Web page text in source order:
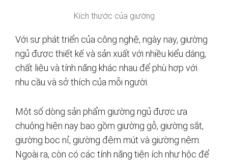
Kích thước của giường
Với sự phát triển của công nghệ, ngày nay, giường
ngủ được thiết kế và sản xuất với nhiều kiểu dáng,
chất liệu và tính năng khác nhau để phù hợp với
nhu cầu và sở thích của mỗi người.
Một số dòng sản phẩm giường ngủ được ưa
chuộng hiện nay bao gồm giường gỗ, giường sắt,
giường bọc nỉ, giường đệm mút và giường nệm.
Ngoài ra, còn có các tính năng tiện ích như hộc để